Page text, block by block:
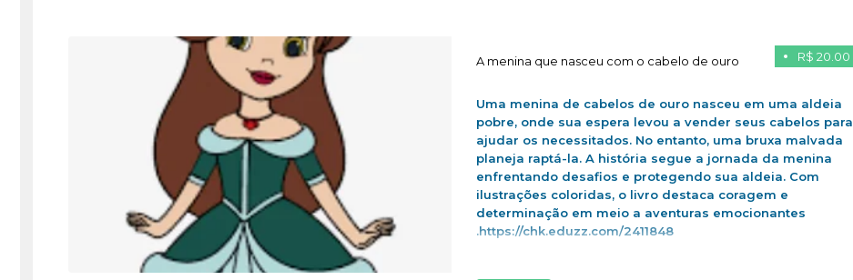
R$ 20.00
A menina que nasceu com o cabelo de ouro
Uma menina de cabelos de ouro nasceu em uma aldeia
pobre, onde sua espera levou a vender seus cabelos para
ajudar os necessitados. No entanto, uma bruxa malvada
planeja raptá-la. A história segue a jornada da menina
enfrentando desafios e protegendo sua aldeia. Com
ilustrações coloridas, o livro destaca coragem e
determinação em meio a aventuras emocionantes
.https://chk.eduzz.com/2411848